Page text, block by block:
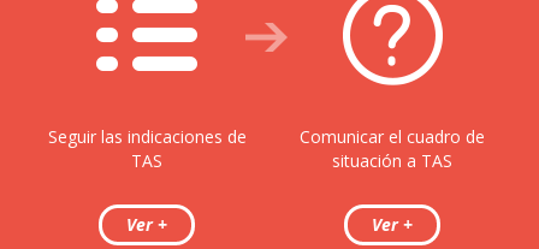
Seguir las indicaciones de
TAS
Comunicar el cuadro de
situación a TAS